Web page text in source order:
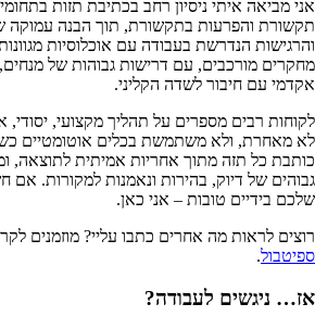
אני מביאה איתי ניסיון רחב בכתיבת תזות
תקשורת והפרעות בתקשורת, תוך הבנה
והרגישות הנדרשת בעבודה עם אוכלוסיות
מחקרים מורכבים, עם דרישות גבוהות של
אקדמי עם חיבור לשדה הקליני.
לקוחות רבים מספרים על תהליך מקצועי, יסודי,
לא מאחרת, ולא משתמשת בכלים אוטומטיים
כותבת כל תזה מתוך אחריות אמיתית לתוצאה,
גבוהים של דיוק, בהירות ונאמנות למקורות.
שלכם בידיים טובות – אני כאן.
רוצים לראות מה אחרים כתבו עליי? מוזמנים
ספיטבול.
אז… ניגשים לעבודה?